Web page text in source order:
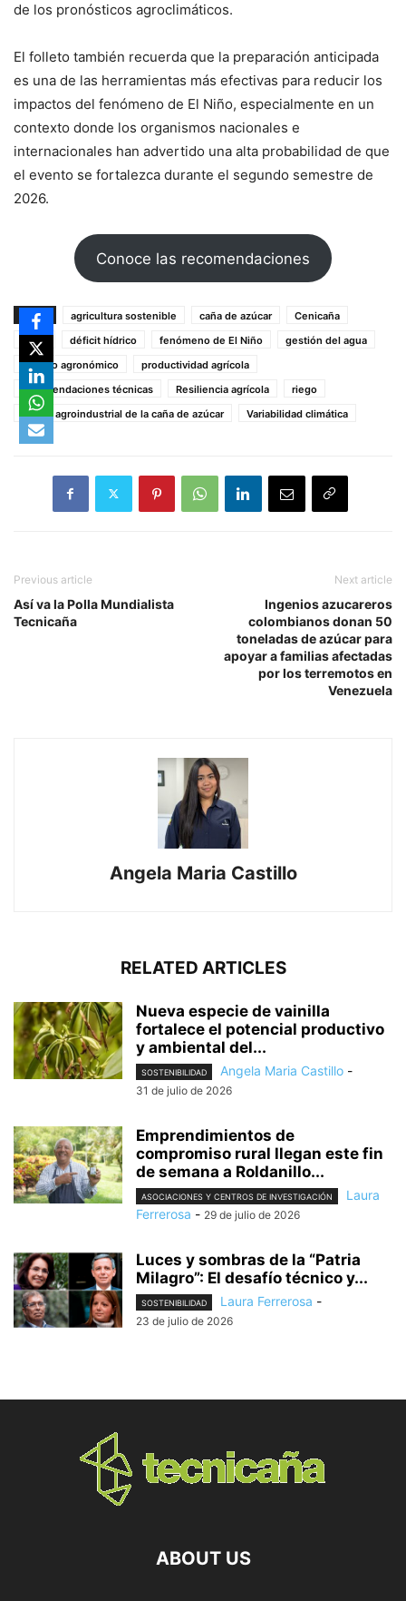
de los pronósticos agroclimáticos.
El folleto también recuerda que la preparación anticipada
es una de las herramientas más efectivas para reducir los
impactos del fenómeno de El Niño, especialmente en un
contexto donde los organismos nacionales e
internacionales han advertido una alta probabilidad de que
el evento se fortalezca durante el segundo semestre de
2026.
Conoce las recomendaciones
TAGS agricultura sostenible caña de azúcar
Cenicaña
clima
déficit hídrico fenómeno de El Niño
gestión del agua
manejo agronómico
productividad agrícola
recomendaciones técnicas
Resiliencia agrícola
riego
sector agroindustrial de la caña de azúcar
Variabilidad climática
Previous article
Así va la Polla Mundialista
Tecnicaña
Next article
Ingenios azucareros
colombianos donan 50
toneladas de azúcar para
apoyar a familias afectadas
por los terremotos en
Venezuela
Angela Maria Castillo
RELATED ARTICLES
Nueva especie de vainilla
fortalece el potencial productivo
y ambiental del...
SOSTENIBILIDAD Angela Maria Castillo -
31 de julio de 2026
Emprendimientos de
compromiso rural llegan este fin
de semana a Roldanillo...
ASOCIACIONES Y CENTROS DE INVESTIGACIÓN
Laura
Ferrerosa - 29 de julio de 2026
Luces y sombras de la “Patria
Milagro”: El desafío técnico y...
SOSTENIBILIDAD Laura Ferrerosa -
23 de julio de 2026
ABOUT US